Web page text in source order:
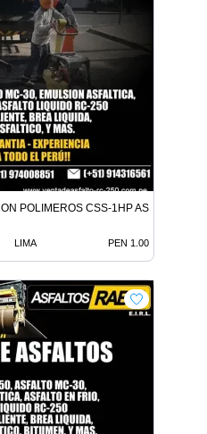
POLIMEROS CSS-1HP ASFALTO
LIMA PEN 1.00